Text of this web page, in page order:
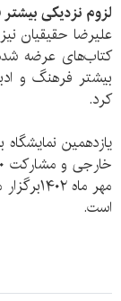
لزوم نزدیکی
علیرضا حقیقیان
کتاب‌های عرضه
بیشتر فرهنگ و
کرد.
یازدهمین
مهر ماه
است.